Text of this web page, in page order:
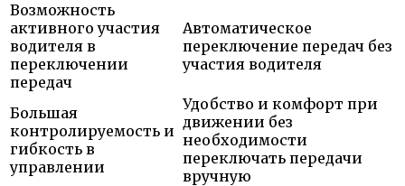
Возможность
активного участия
водителя в
переключении
передач
Автоматическое
переключение передач без
участия водителя
Большая
контролируемость и
гибкость в
управлении
Удобство и комфорт при
движении без
необходимости
переключать передачи
вручную